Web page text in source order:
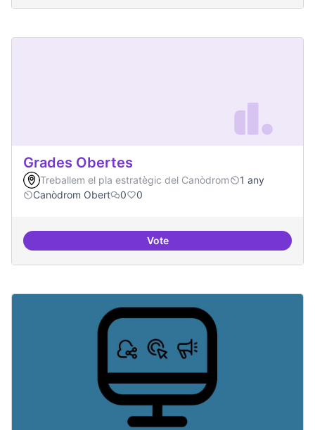
Grades Obertes
Treballem el pla estratègic del Canòdrom
1 any
Canòdrom Obert
0 0
VoteGrades Obertes